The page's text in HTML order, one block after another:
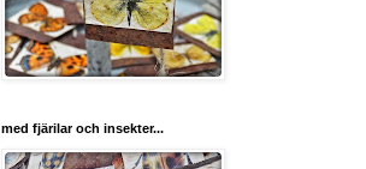
med fjärilar och insekter...